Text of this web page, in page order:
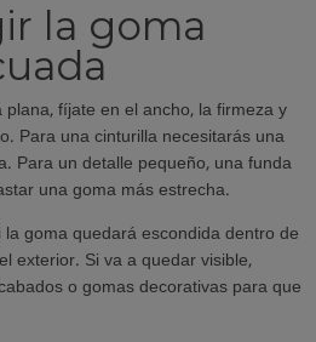
la goma
fíjate en el ancho, la firmeza y
Para una cinturilla necesitarás una
Para un detalle pequeño, una funda
una goma más estrecha.
goma quedará escondida dentro de
exterior. Si va a quedar visible,
o gomas decorativas para que